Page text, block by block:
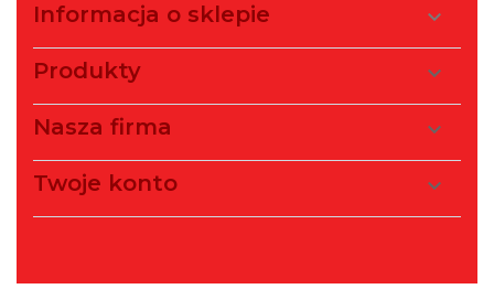
Informacja o sklepie

Produkty

Nasza firma

Twoje konto
